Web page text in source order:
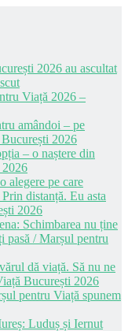
2026 au ascultat
Viață 2026 –
amândoi – pe
2026
– o naștere din
alegere pe care
distanță. Eu asta
2026
Schimbarea nu ține
pasă / Marșul pentru
dă viață. Să nu ne
București 2026
pentru Viață spunem
Luduș și Iernut